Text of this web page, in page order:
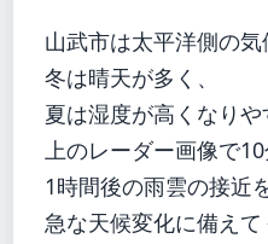
山武市は太平洋側の気
冬は晴天が多く、
夏は湿度が高くなりや
上のレーダー画像で
1時間後の雨雲の接近
急な天候変化に備えて